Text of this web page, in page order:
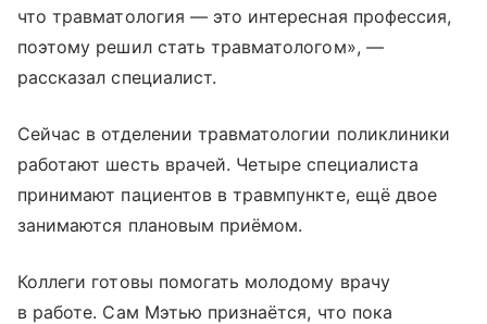
что травматология — это интересная профессия,
поэтому решил стать травматологом», —
рассказал специалист.
Сейчас в отделении травматологии поликлиники
работают шесть врачей. Четыре специалиста
принимают пациентов в травмпункте, ещё двое
занимаются плановым приёмом.
Коллеги готовы помогать молодому врачу
в работе. Сам Мэтью признаётся, что пока